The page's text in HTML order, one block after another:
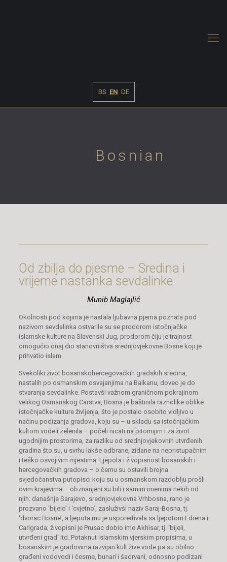
BS EN DE
Bosnian
Od zbilja do pjesme – Sredina i
vrijeme nastanka sevdalinke
Munib Maglajlić
Okolnosti pod kojima je nastala ljubavna pjema poznata pod
nazivom sevdalinka ostvarile su se prodorom istočnjačke
islamske kulture na Slavenski Jug, prodorom čiju je trajnost
omogućio onaj dio stanovništva srednjovjekovne Bosne koji je
prihvatio islam.
Svekoliki život bosanskohercegovačkih gradskih sredina,
nastalih po osmanskim osvajanjima na Balkanu, doveo je do
stvaranja sevdalinke. Postavši važnom graničnom pokrajinom
velikog Osmanskog Carstva, Bosna je baštinila raznolike oblike
istočnjačke kulture življenja, što je postalo osobito vidljivo u
načinu podizanja gradova, koju su – u skladu sa istočnjačkim
kultom vode i zelenila – počeli nicati na pitomijim i za život
ugodnijim prostorima, za razliku od srednjovjekovnih utvrđenih
gradina što su, u svrhu lakše odbrane, zidane na nepristupačnim
i teško osvojivim mjestima. Ljepota i živopisnost bosanskih i
hercegovačkih gradova – o čemu su ostavili brojna
svjedočanstva putopisci koju su u osmanskom razdoblju prošli
ovim krajevima – obznanjeni su bili i samim imenima nekih od
njih: današnje Sarajevo, srednjovjekovna Vrhbosna, rano je
prozvano ‘bijelo’ i ‘cvjetno’, zasluživši naziv Saraj-Bosna, tj.
‘dvorac Bosne’, a ljepota mu je uspoređivala sa ljepotom Edrena i
Carigrada; živopisni je Prusac dobio ime Akhisar, tj. ‘bijeli,
utvrđeni grad ‘ itd. Potaknut islamskim vjerskim propisima, u
bosanskim je gradovima razvijan kult žive vode pa su obilno
građeni vodovodi i česme, bunari i šadrvani, odnosno podizani